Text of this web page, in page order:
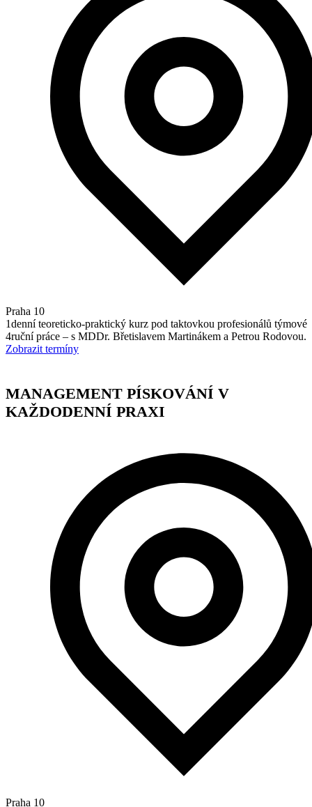
Praha 10
1denní teoreticko-praktický kurz pod taktovkou profesionálů týmové
4ruční práce – s MDDr. Břetislavem Martinákem a Petrou Rodovou.
Zobrazit termíny
MANAGEMENT PÍSKOVÁNÍ V
KAŽDODENNÍ PRAXI
Praha 10